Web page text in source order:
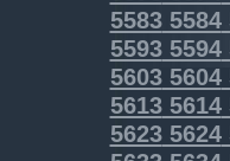
55835584
55935594
56035604
56135614
56235624